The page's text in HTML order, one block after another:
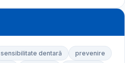
sensibilitate dentară
prevenire